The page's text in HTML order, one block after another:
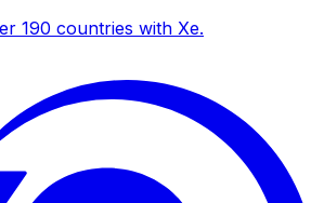
190 countries with Xe.